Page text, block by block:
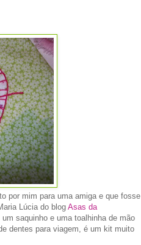
por mim para uma amiga e que fosse
Lúcia do blogAsas da
saquinho e uma toalhinha de mão
dentes para viagem, é um kit muito